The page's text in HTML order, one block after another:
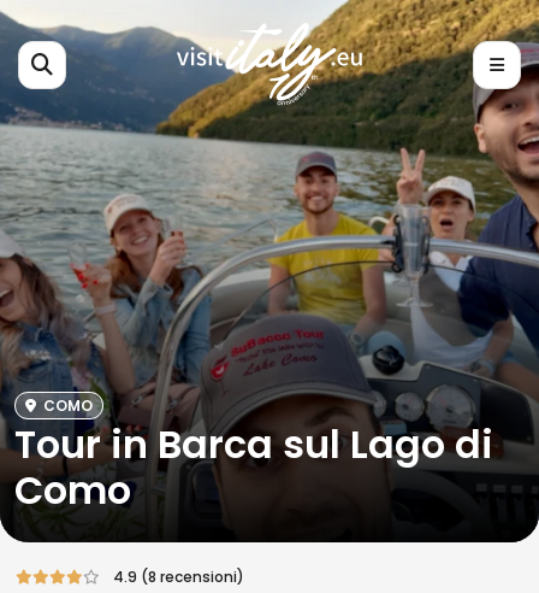
COMO
Tour in Barca sul Lago di
Como
4.9 (8 recensioni)